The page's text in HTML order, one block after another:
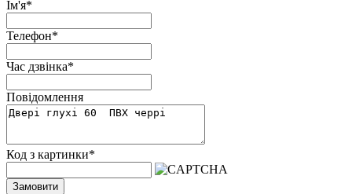
Ім'я*
Телефон*
Час дзвінка*
Повідомлення
Код з картинки*
Замовити